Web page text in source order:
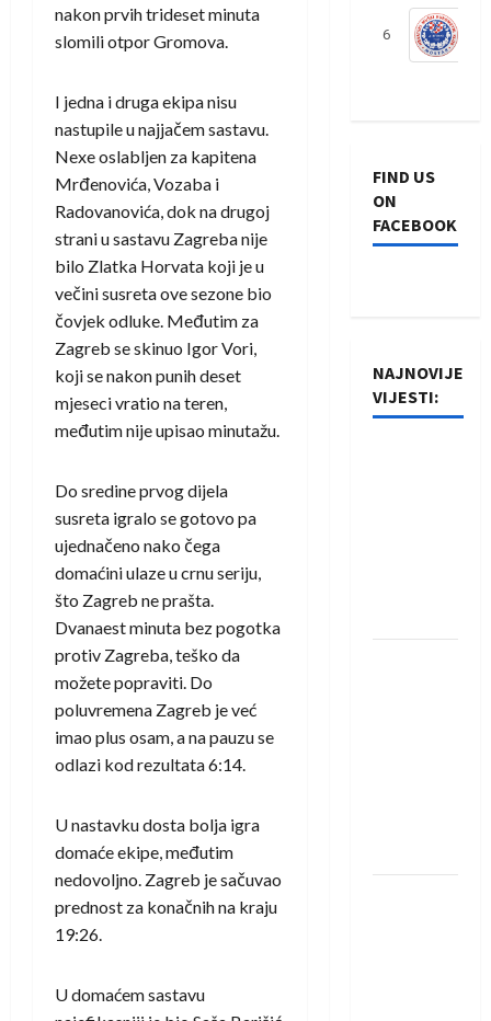
nakon prvih trideset minuta
slomili otpor Gromova.
I jedna i druga ekipa nisu
nastupile u najjačem sastavu.
Nexe oslabljen za kapitena
Mrđenovića, Vozaba i
Radovanovića, dok na drugoj
strani u sastavu Zagreba nije
bilo Zlatka Horvata koji je u
večini susreta ove sezone bio
čovjek odluke. Međutim za
Zagreb se skinuo Igor Vori,
koji se nakon punih deset
mjeseci vratio na teren,
međutim nije upisao minutažu.
Do sredine prvog dijela
susreta igralo se gotovo pa
ujednačeno nako čega
domaćini ulaze u crnu seriju,
što Zagreb ne prašta.
Dvanaest minuta bez pogotka
protiv Zagreba, teško da
možete popraviti. Do
poluvremena Zagreb je već
imao plus osam, a na pauzu se
odlazi kod rezultata 6:14.
U nastavku dosta bolja igra
domaće ekipe, međutim
nedovoljno. Zagreb je sačuvao
prednost za konačnih na kraju
19:26.
U domaćem sastavu
6
FIND US
ON
FACEBOOK
NAJNOVIJE
VIJESTI: